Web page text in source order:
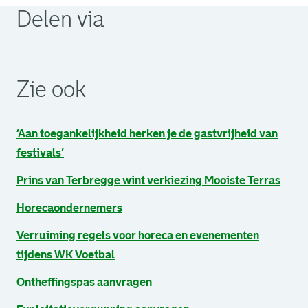
Delen via
Zie ook
‘Aan toegankelijkheid herken je de gastvrijheid van
festivals’
Prins van Terbregge wint verkiezing Mooiste Terras
Horecaondernemers
Verruiming regels voor horeca en evenementen
tijdens WK Voetbal
Ontheffingspas aanvragen